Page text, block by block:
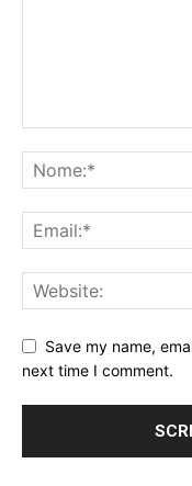
Save my name,
next time I comment.